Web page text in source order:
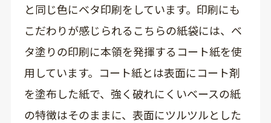
と同じ色にベタ印刷をしています。印刷にも
こだわりが感じられるこちらの紙袋には、ベ
タ塗りの印刷に本領を発揮するコート紙を使
用しています。コート紙とは表面にコート剤
を塗布した紙で、強く破れにくいベースの紙
の特徴はそのままに、表面にツルツルとした